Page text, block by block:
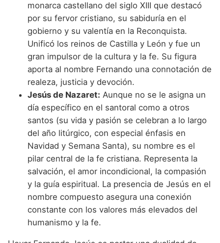
monarca castellano del siglo XIII que destacó
por su fervor cristiano, su sabiduría en el
gobierno y su valentía en la Reconquista.
Unificó los reinos de Castilla y León y fue un
gran impulsor de la cultura y la fe. Su figura
aporta al nombre Fernando una connotación de
realeza, justicia y devoción.
Jesús de Nazaret: Aunque no se le asigna un
día específico en el santoral como a otros
santos (su vida y pasión se celebran a lo largo
del año litúrgico, con especial énfasis en
Navidad y Semana Santa), su nombre es el
pilar central de la fe cristiana. Representa la
salvación, el amor incondicional, la compasión
y la guía espiritual. La presencia de Jesús en el
nombre compuesto asegura una conexión
constante con los valores más elevados del
humanismo y la fe.